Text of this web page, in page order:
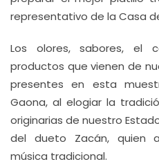
representativo de la Casa
Los olores, sabores, el
productos que vienen de
presentes en esta
Gaona, al elogiar la
originarias de nuestro
del dueto Zacán, quien
música tradicional.